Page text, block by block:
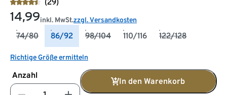
14,99inkl. MwSt.zzgl. Versandkosten
74/80 86/92 98/104 110/116 122/128
Richtige Größe ermitteln
Anzahl
In den Warenkorb